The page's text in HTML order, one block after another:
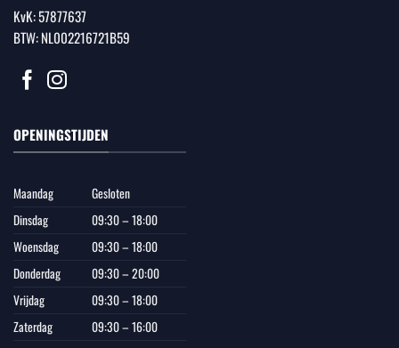
KvK: 57877637
BTW: NL002216721B59
OPENINGSTIJDEN
Maandag
Gesloten
Dinsdag
09:30 – 18:00
Woensdag
09:30 – 18:00
Donderdag
09:30 – 20:00
Vrijdag
09:30 – 18:00
Zaterdag
09:30 – 16:00